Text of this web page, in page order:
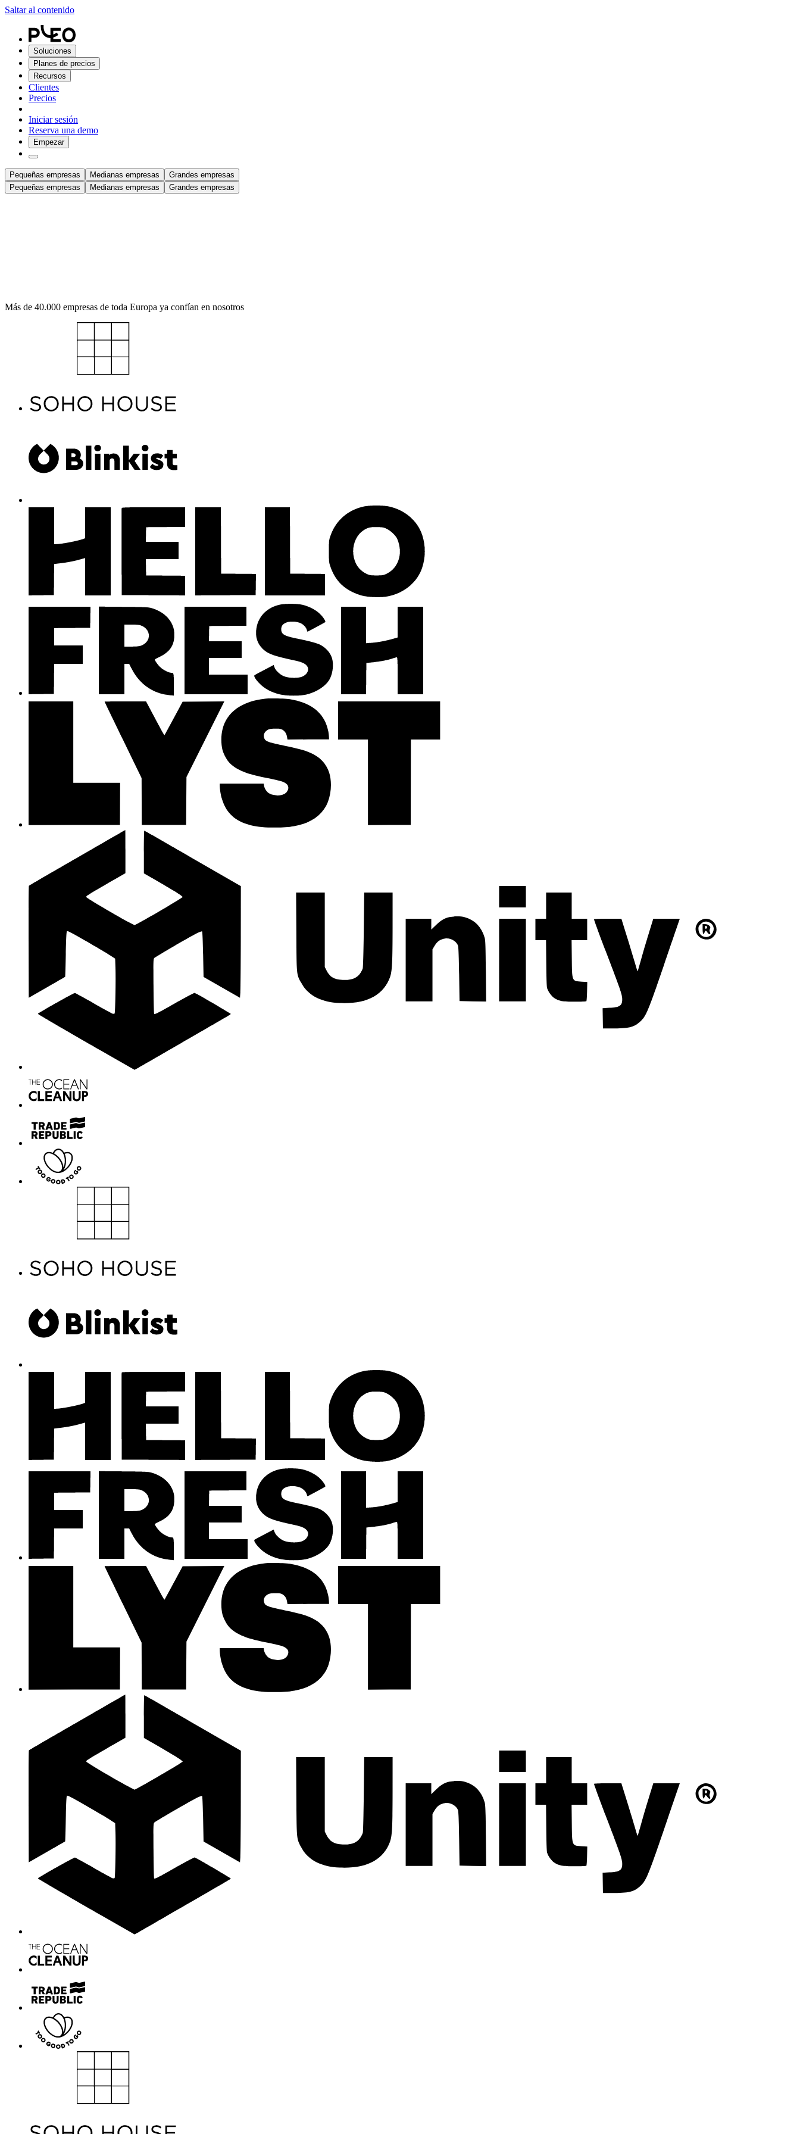
Saltar al contenido
Soluciones
Planes de precios
Recursos
Clientes
Precios
Iniciar sesión
Reserva una demo
Empezar
Pequeñas empresas Medianas empresas
Grandes empresas
Pequeñas empresas
Medianas empresas Grandes empresas
Más de 40.000 empresas de toda Europa ya confían en nosotros